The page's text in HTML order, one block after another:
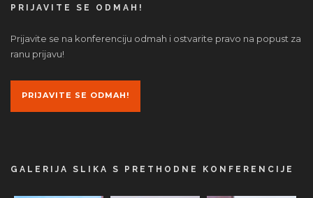
PRIJAVITE SE ODMAH!
Prijavite se na konferenciju odmah i ostvarite pravo na popust za
ranu prijavu!
PRIJAVITE SE ODMAH!
GALERIJA SLIKA S PRETHODNE KONFERENCIJE